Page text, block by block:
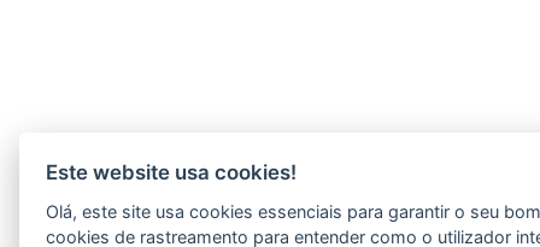
Este website usa cookies!
Olá, este site usa cookies essenciais para garantir o seu
cookies de rastreamento para entender como o utilizador